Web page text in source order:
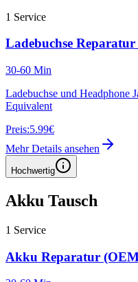
1 Service
Ladebuchse
30-60 Min
Ladebuchse und
Equivalent
Preis:5.99€
Mehr Details ansehen
Hochwertig
Akku Tausch
1 Service
Akku Reparatur